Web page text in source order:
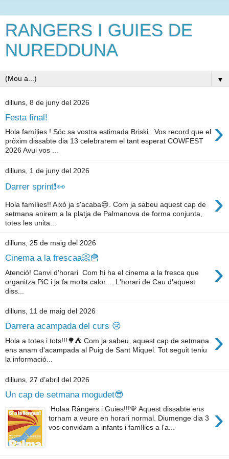
RANGERS I GUIES DE
NUREDDUNA
▼
dilluns, 8 de juny del 2026
Festa final! ›
Hola famílies ! Sóc sa vostra estimada Briski . Vos record que el
pròxim dissabte dia 13 celebrarem el tant esperat COWFEST
2026 Avui vos ...
dilluns, 1 de juny del 2026
Darrer sprint❗👀 ›
Hola famílies!! Això ja s'acaba😢. Com ja sabeu aquest cap de
setmana anirem a la platja de Palmanova de forma conjunta,
totes les unita...
dilluns, 25 de maig del 2026
Cinema a la frescaa📀🍟 ›
Atenció! Canvi d'horari Com hi ha el cinema a la fresca que
organitza PiC i ja fa molta calor.... L'horari de Cau d'aquest
diss...
dilluns, 11 de maig del 2026
Darrera acampada del curs 😢 ›
Hola a totes i tots!!!🌳⛺ Com ja sabeu, aquest cap de setmana
ens anam d'acampada al Puig de Sant Miquel. Tot seguit teniu
la informació...
dilluns, 27 d’abril del 2026
Un cap de setmana mogudet😎
›
Holaa Ràngers i Guies!!!💙 Aquest dissabte ens
tornam a veure en horari normal. Diumenge dia 3
vos convidam a infants i famílies a l'a...